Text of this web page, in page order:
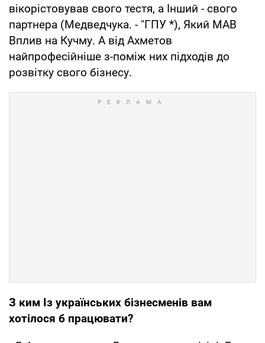
вікорістовував свого тестя, а Інший - свого
партнера (Медведчука. - "ГПУ *), Який МАВ
Вплив на Кучму. А від Ахметов
найпрофесійніше з-поміж них підходів до
розвітку свого бізнесу.
З ким Із українських бізнесменів вам
хотілося б працювати?